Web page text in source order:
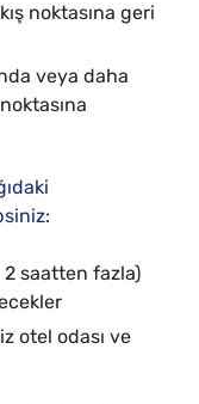
noktasına geri
veya daha
saatten fazla)
otel odası ve